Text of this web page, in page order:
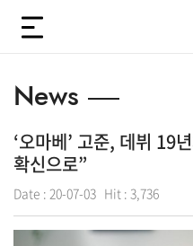
News
‘오마베’ 고준, 데뷔 19
확신으로”
Date : 20-07-03 Hit : 3,736